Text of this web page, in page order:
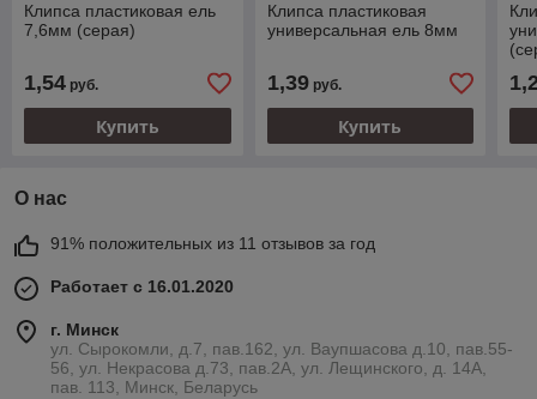
Клипса пластиковая ель
7,6мм (серая)
1,54 руб.
Купить
Клипса пластиковая
универсальная ель 8мм
1,39руб.
Купить
О нас
91% положительных из 11 отзывов за год
Работает с 16.01.2020
г. Минск
ул. Сырокомли, д.7, пав.162, ул. Ваупшасова д.10, пав.55-
56, ул. Некрасова д.73, пав.2А, ул. Лещинского, д. 14А,
пав. 113, Минск, Беларусь